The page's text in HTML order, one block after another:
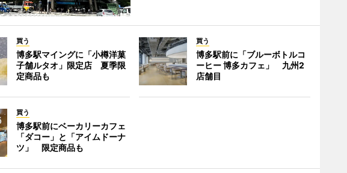
買う
博多駅マイングに「小樽洋菓
子舗ルタオ」限定店 夏季限
定商品も
買う
博多駅前に「ブルーボトルコ
ーヒー 博多カフェ」 九州2
店舗目
買う
博多駅前にベーカリーカフェ
「ダコー」と「アイムドーナ
ツ」 限定商品も